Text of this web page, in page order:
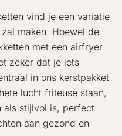
vind je een variatie
maken. Hoewel de
met een airfryer
zeker dat je iets
in ons kerstpakket
lucht friteuse staan,
als stijlvol is, perfect
aan gezond en